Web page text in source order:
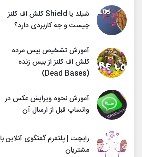
شیلد یا Shield کلش اف کلنز
چیست و چه کاربردی دارد؟
آموزش تشخیص بیس مرده
کلش اف کلنز از بیس زنده
(Dead Bases)
آموزش نحوه ویرایش عکس در
واتساپ قبل از ارسال آن
رایچت | پلتفرم گفتگوی آنلاین با
مشتریان